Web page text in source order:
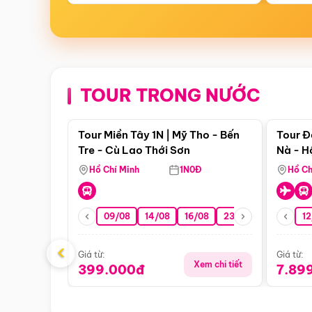
TOUR TRONG NƯỚC
Điểm nổi bật
Tour Miền Tây 1N | Mỹ Tho - Bến
Tre - Cù Lao Thới Sơn
Hồ Chí Minh 1N0Đ
09/08 14/08 16/08 23/08 30/08
Giá từ:
399.000đ Xem chi tiết
Tour
Nà -
Nha
Hồ
Giá từ:
‹